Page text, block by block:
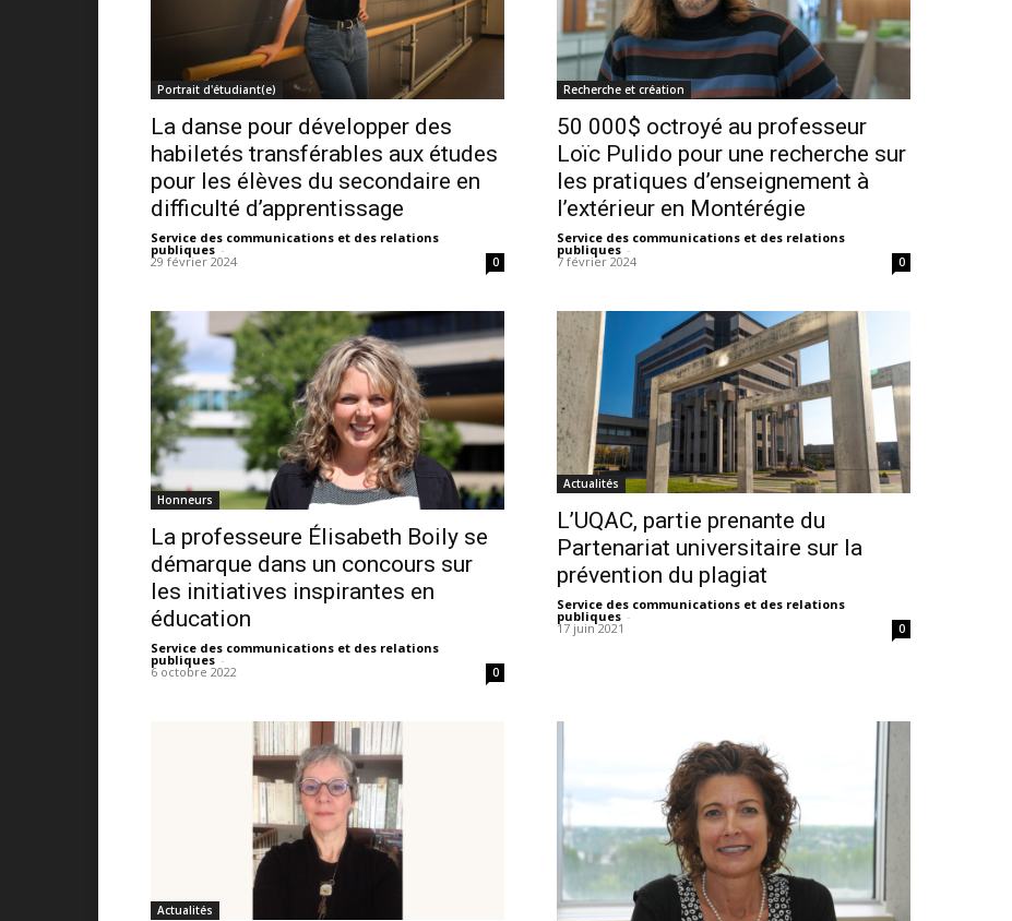
Portrait d'étudiant(e)
La danse pour développer des
habiletés transférables aux études
pour les élèves du secondaire en
difficulté d’apprentissage
Service des communications et des relations
publiques -
29 février 2024 0
Recherche et création
50 000$ octroyé au professeur
Loïc Pulido pour une recherche sur
les pratiques d’enseignement à
l’extérieur en Montérégie
Service des communications et des relations
publiques -
7 février 2024 0
Honneurs
La professeure Élisabeth Boily se
démarque dans un concours sur
les initiatives inspirantes en
éducation
Service des communications et des relations
publiques -
6 octobre 2022 0
Actualités
L’UQAC, partie prenante du
Partenariat universitaire sur la
prévention du plagiat
Service des communications et des relations
publiques -
17 juin 2021 0
Actualités